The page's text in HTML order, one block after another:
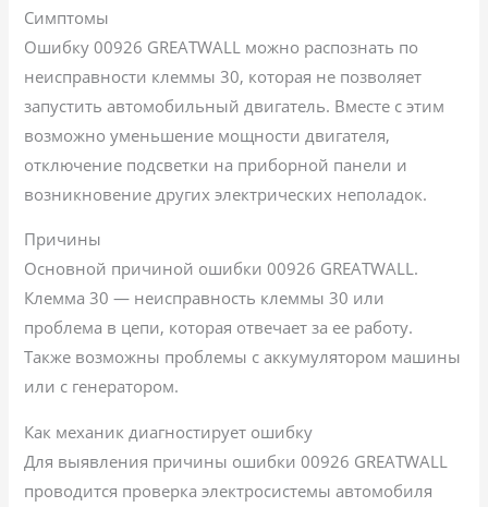
Симптомы
Ошибку 00926 GREATWALL можно распознать по
неисправности клеммы 30, которая не позволяет
запустить автомобильный двигатель. Вместе с этим
возможно уменьшение мощности двигателя,
отключение подсветки на приборной панели и
возникновение других электрических неполадок.
Причины
Основной причиной ошибки 00926 GREATWALL.
Клемма 30 — неисправность клеммы 30 или
проблема в цепи, которая отвечает за ее работу.
Также возможны проблемы с аккумулятором машины
или с генератором.
Как механик диагностирует ошибку
Для выявления причины ошибки 00926 GREATWALL
проводится проверка электросистемы автомобиля